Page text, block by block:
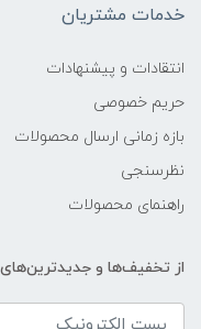
خدمات مشتریان
انتقادات و پیشنهادات
حریم خصوصی
بازه زمانی ارسال محصولات
نظرسنجی
راهنمای محصولات
از تخفیف‌ها و